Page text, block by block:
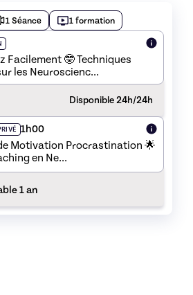
1 Séance 1 formation
Facilement 🤓 Techniques
les Neuroscienc...
Disponible 24h/24h
1h00
Motivation Procrastination 🌟
en Ne...
1 an